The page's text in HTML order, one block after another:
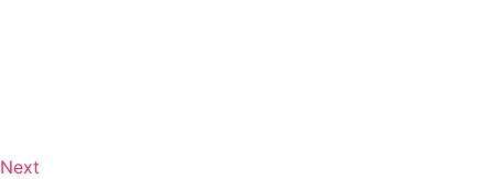
Next